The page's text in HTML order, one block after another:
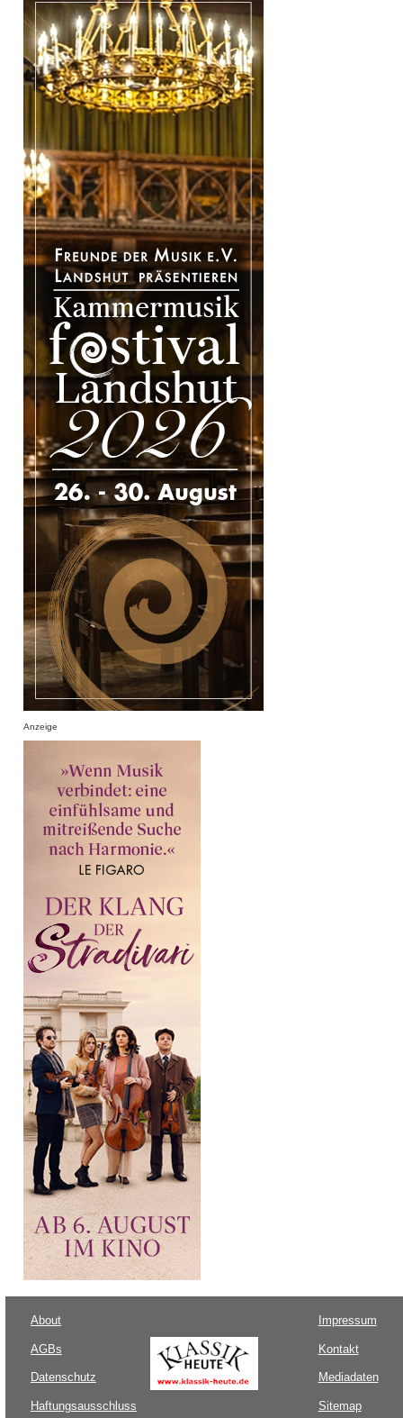
Anzeige
About
AGBs
Datenschutz
Haftungsausschluss
Impressum
Kontakt
Mediadaten
Sitemap